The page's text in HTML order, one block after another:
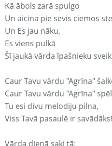
Kā ābols zarā spulgo
Un aicina pie sevis ciemos
Un Es jau nāku,
Es viens pulkā
Šī jaukā vārda īpašnieku
Caur Tavu vārdu "Agrīna"
Caur Tavu vārdu "Agrīna"
Tu esi divu melodiju pilna,
Viss Tavā pasaulē ir savādāks!
Vārda dienā saki tā: